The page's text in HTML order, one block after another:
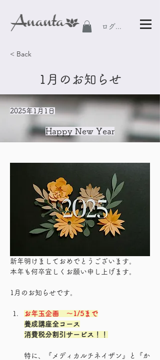
ログイン
< Back
1月のお知らせ
2025年1月1日
Happy New Year
新年明けましておめでとうございます。
本年も何卒宜しくお願い申し上げます。
1月のお知らせです。
お年玉企画　〜1/5まで
養成講座全コース
消費税分割引サービス！！
特に、『メディカルチネイザン』と『か